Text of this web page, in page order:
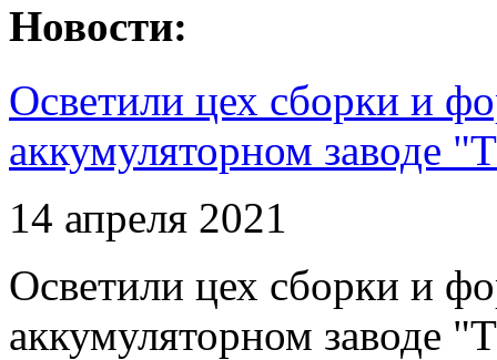
Новости:
Осветили цех сборки и
аккумуляторном заводе
14 апреля 2021
Осветили цех сборки и
аккумуляторном заводе